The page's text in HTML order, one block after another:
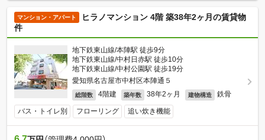
マンション・アパート
ヒラノマンション 4階 築38年2ヶ月の賃貸物
件
地下鉄東山線/本陣駅 徒歩9分
地下鉄東山線/中村日赤駅 徒歩10分
地下鉄東山線/中村公園駅 徒歩19分
愛知県名古屋市中村区本陣通５
総階数 4階建 築年数 38年2ヶ月 建物構造 鉄骨
バス・トイレ別 フローリング 追い炊き機能